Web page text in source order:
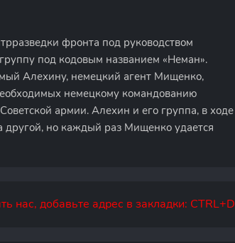
фронта под руководством
под кодовым названием «Неман».
Алехину, немецкий агент Мищенко,
немецкому командованию
армии. Алехин и его группа, в ходе
другой, но каждый раз Мищенко удается
нас, добавьте адрес в закладки: CTRL+D